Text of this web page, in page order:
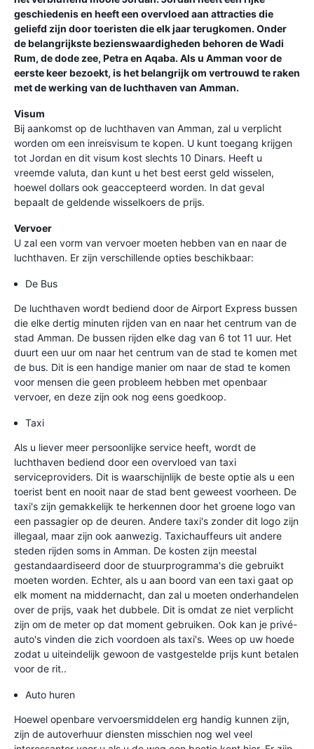
geschiedenis en heeft een overvloed aan attracties die
geliefd zijn door toeristen die elk jaar terugkomen. Onder
de belangrijkste bezienswaardigheden behoren de Wadi
Rum, de dode zee, Petra en Aqaba. Als u Amman voor de
eerste keer bezoekt, is het belangrijk om vertrouwd te raken
met de werking van de luchthaven van Amman.
Visum
Bij aankomst op de luchthaven van Amman, zal u verplicht
worden om een inreisvisum te kopen. U kunt toegang krijgen
tot Jordan en dit visum kost slechts 10 Dinars. Heeft u
vreemde valuta, dan kunt u het best eerst geld wisselen,
hoewel dollars ook geaccepteerd worden. In dat geval
bepaalt de geldende wisselkoers de prijs.
Vervoer
U zal een vorm van vervoer moeten hebben van en naar de
luchthaven. Er zijn verschillende opties beschikbaar:
De Bus
De luchthaven wordt bediend door de Airport Express bussen
die elke dertig minuten rijden van en naar het centrum van de
stad Amman. De bussen rijden elke dag van 6 tot 11 uur. Het
duurt een uur om naar het centrum van de stad te komen met
de bus. Dit is een handige manier om naar de stad te komen
voor mensen die geen probleem hebben met openbaar
vervoer, en deze zijn ook nog eens goedkoop.
Taxi
Als u liever meer persoonlijke service heeft, wordt de
luchthaven bediend door een overvloed van taxi
serviceproviders. Dit is waarschijnlijk de beste optie als u een
toerist bent en nooit naar de stad bent geweest voorheen. De
taxi's zijn gemakkelijk te herkennen door het groene logo van
een passagier op de deuren. Andere taxi's zonder dit logo zijn
illegaal, maar zijn ook aanwezig. Taxichauffeurs uit andere
steden rijden soms in Amman. De kosten zijn meestal
gestandaardiseerd door de stuurprogramma's die gebruikt
moeten worden. Echter, als u aan boord van een taxi gaat op
elk moment na middernacht, dan zal u moeten onderhandelen
over de prijs, vaak het dubbele. Dit is omdat ze niet verplicht
zijn om de meter op dat moment gebruiken. Ook kan je privé-
auto's vinden die zich voordoen als taxi's. Wees op uw hoede
zodat u uiteindelijk gewoon de vastgestelde prijs kunt betalen
voor de rit..
Auto huren
Hoewel openbare vervoersmiddelen erg handig kunnen zijn,
zijn de autoverhuur diensten misschien nog wel veel